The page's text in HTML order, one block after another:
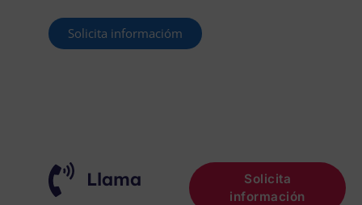
Solicita informacióm
Llama
Solicita
información